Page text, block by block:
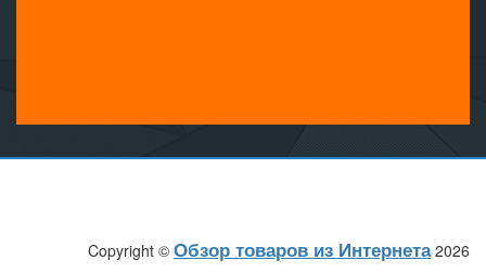
Copyright © Обзор товаров из Интернета2026